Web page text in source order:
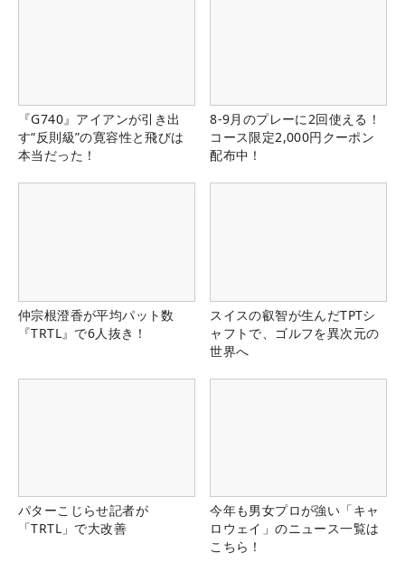
『G740』アイアンが引き出
す“反則級”の寛容性と飛びは
本当だった！
8-9月のプレーに2回使える！
コース限定2,000円クーポン
配布中！
仲宗根澄香が平均パット数
『TRTL』で6人抜き！
スイスの叡智が生んだTPTシ
ャフトで、ゴルフを異次元の
世界へ
パターこじらせ記者が
「TRTL」で大改善
今年も男女プロが強い「キャ
ロウェイ」のニュース一覧は
こちら！